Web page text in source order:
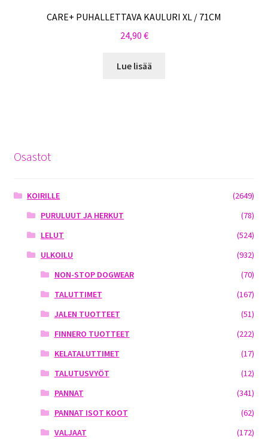
CARE+ PUHALLETTAVA KAULURI XL / 71CM
24,90 €
Lue lisää
Osastot
KOIRILLE
(2649)
PURULUUT JA HERKUT
(78)
LELUT
(524)
ULKOILU
(932)
NON-STOP DOGWEAR
(70)
TALUTTIMET
(167)
JALEN TUOTTEET
(51)
FINNERO TUOTTEET
(222)
KELATALUTTIMET
(17)
TALUTUSVYÖT
(12)
PANNAT
(341)
PANNAT ISOT KOOT
(62)
VALJAAT
(172)